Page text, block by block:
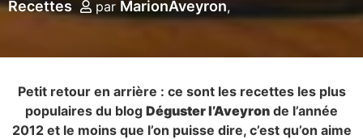
Recettes par MarionAveyron
Petit retour en arrière : ce sont les recettes les plus
populaires du blog Déguster l’Aveyron de l’année
2012 et le moins que l’on puisse dire, c’est qu’on aime